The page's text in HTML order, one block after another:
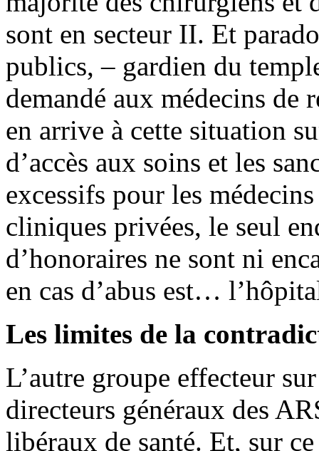
sont en secteur II. Et
publics, – gardien du
demandé aux médecins de
en arrive à cette situation
d’accès aux soins et les
excessifs pour les
cliniques privées, le seul
d’honoraires ne sont ni
en cas d’abus est…
Les limites de la
L’autre groupe effecteur
directeurs généraux des
libéraux de santé. Et, sur